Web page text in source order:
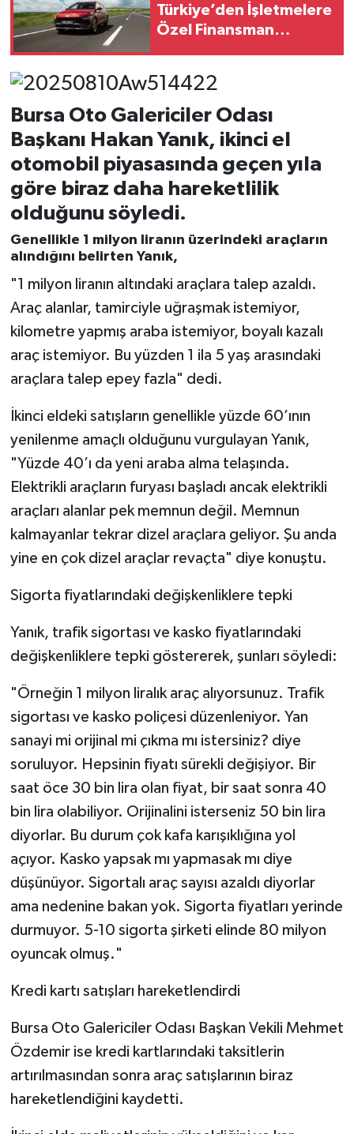
Türkiye’den İşletmelere
Özel Finansman
Bursa Oto Galericiler Odası
Başkanı Hakan Yanık, ikinci el
otomobil piyasasında geçen yıla
göre biraz daha hareketlilik
olduğunu söyledi.
Genellikle 1 milyon liranın üzerindeki araçların
alındığını belirten Yanık,
"1 milyon liranın altındaki araçlara talep azaldı.
Araç alanlar, tamirciyle uğraşmak istemiyor,
kilometre yapmış araba istemiyor, boyalı kazalı
araç istemiyor. Bu yüzden 1 ila 5 yaş arasındaki
araçlara talep epey fazla" dedi.
İkinci eldeki satışların genellikle yüzde 60’ının
yenilenme amaçlı olduğunu vurgulayan Yanık,
"Yüzde 40’ı da yeni araba alma telaşında.
Elektrikli araçların furyası başladı ancak elektrikli
araçları alanlar pek memnun değil. Memnun
kalmayanlar tekrar dizel araçlara geliyor. Şu anda
yine en çok dizel araçlar revaçta" diye konuştu.
Sigorta fiyatlarındaki değişkenliklere tepki
Yanık, trafik sigortası ve kasko fiyatlarındaki
değişkenliklere tepki göstererek, şunları söyledi:
"Örneğin 1 milyon liralık araç alıyorsunuz. Trafik
sigortası ve kasko poliçesi düzenleniyor. Yan
sanayi mi orijinal mi çıkma mı istersiniz? diye
soruluyor. Hepsinin fiyatı sürekli değişiyor. Bir
saat öce 30 bin lira olan fiyat, bir saat sonra 40
bin lira olabiliyor. Orijinalini isterseniz 50 bin lira
diyorlar. Bu durum çok kafa karışıklığına yol
açıyor. Kasko yapsak mı yapmasak mı diye
düşünüyor. Sigortalı araç sayısı azaldı diyorlar
ama nedenine bakan yok. Sigorta fiyatları yerinde
durmuyor. 5-10 sigorta şirketi elinde 80 milyon
oyuncak olmuş."
Kredi kartı satışları hareketlendirdi
Bursa Oto Galericiler Odası Başkan Vekili Mehmet
Özdemir ise kredi kartlarındaki taksitlerin
artırılmasından sonra araç satışlarının biraz
hareketlendiğini kaydetti.